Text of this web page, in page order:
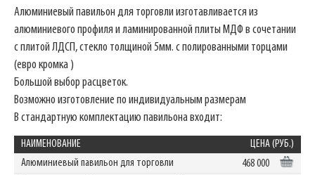
Алюминиевый павильон для торговли изготавливается из
алюминиевого профиля и ламинированной плиты МДФ в сочетании
с плитой ЛДСП, стекло толщиной 5мм. с полированными торцами
(евро кромка )
Большой выбор расцветок.
Возможно изготовление по индивидуальным размерам
В стандартную комплектацию павильона входит:
НАИМЕНОВАНИЕ
ЦЕНА (РУБ.)
Алюминиевый павильон для торговли
468 000